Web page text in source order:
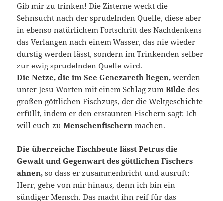
Gib mir zu trinken! Die Zisterne weckt die
Sehnsucht nach der sprudelnden Quelle, diese aber
in ebenso natürlichem Fortschritt des Nachdenkens
das Verlangen nach einem Wasser, das nie wieder
durstig werden lässt, sondern im Trinkenden selber
zur ewig sprudelnden Quelle wird.
Die Netze, die im See Genezareth liegen, werden
unter Jesu Worten mit einem Schlag zumBilde des
großen göttlichen Fischzugs, der die Weltgeschichte
erfüllt, indem er den erstaunten Fischern sagt: Ich
will euch zuMenschenfischern machen.
Die überreiche Fischbeute lässt Petrus die
Gewalt und Gegenwart des göttlichen Fischers
ahnen, so dass er zusammenbricht und ausruft:
Herr, gehe von mir hinaus, denn ich bin ein
sündiger Mensch. Das macht ihn reif für das